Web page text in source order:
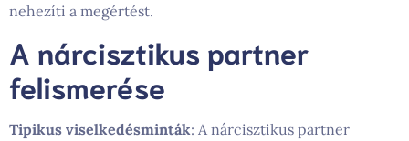
nehezíti a megértést.
A nárcisztikus partner
felismerése
Tipikus viselkedésminták: A nárcisztikus partner